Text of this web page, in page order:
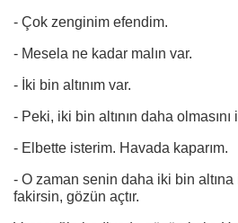
- Çok zenginim efendim.
- Mesela ne kadar malın var.
- İki bin altınım var.
- Peki, iki bin altının daha
- Elbette isterim. Havada kaparım.
- O zaman senin daha iki bin altına
fakirsin, gözün açtır.